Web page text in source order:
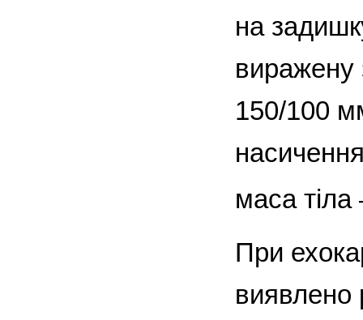
на
виражену
150/100
маса
При
виявлено